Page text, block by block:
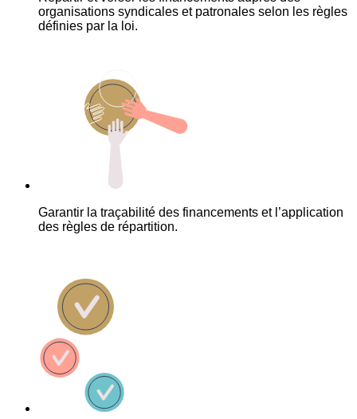
organisations syndicales et patronales selon les règles
définies par la loi.
Garantir la traçabilité des financements et l’application
des règles de répartition.